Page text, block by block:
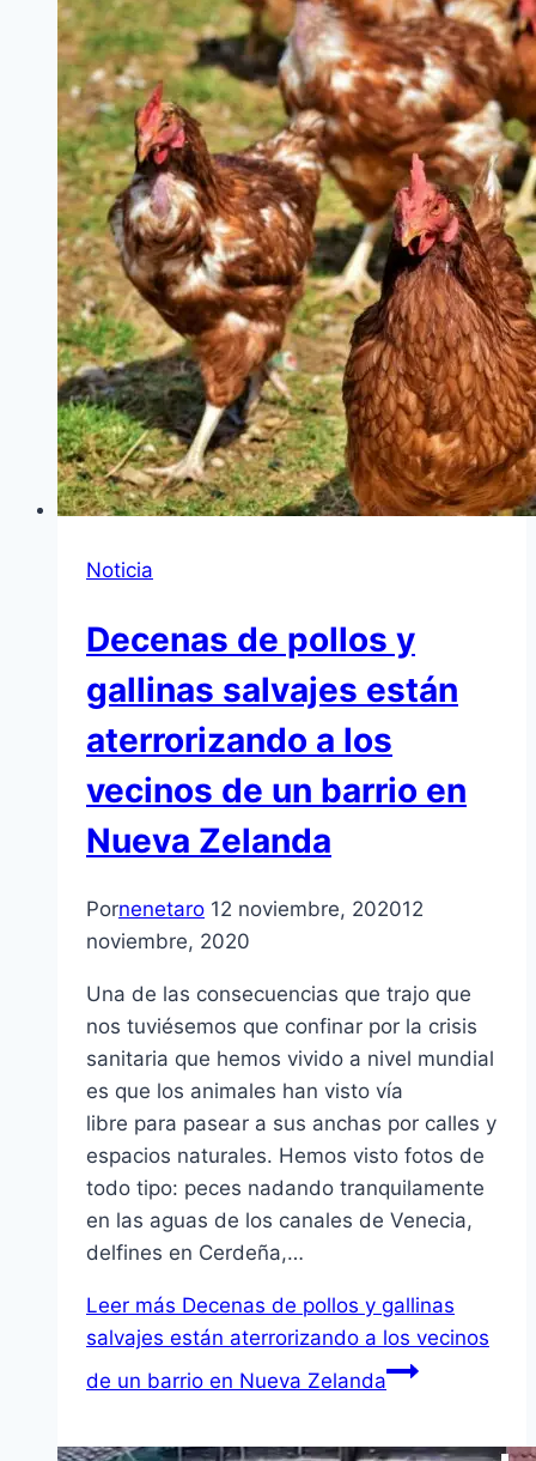
Noticia
Decenas de pollos y
gallinas salvajes están
aterrorizando a los
vecinos de un barrio en
Nueva Zelanda
Pornenetaro 12 noviembre, 202012
noviembre, 2020
Una de las consecuencias que trajo que
nos tuviésemos que confinar por la crisis
sanitaria que hemos vivido a nivel mundial
es que los animales han visto vía
libre para pasear a sus anchas por calles y
espacios naturales. Hemos visto fotos de
todo tipo: peces nadando tranquilamente
en las aguas de los canales de Venecia,
delfines en Cerdeña,…
Leer más Decenas de pollos y gallinas
salvajes están aterrorizando a los vecinos
de un barrio en Nueva Zelanda